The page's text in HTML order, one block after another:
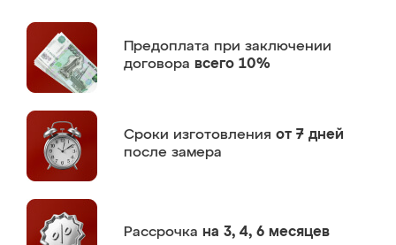
Предоплата при заключении
договора всего 10%
Сроки изготовления от 7 дней
после замера
Рассрочка на 3, 4, 6 месяцев